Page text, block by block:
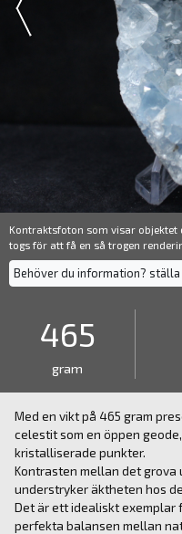
Kontraktsfoton som visar
togs för att få en så trogen
Behöver du information? ställa
465
gram
Med en vikt på 465 gram
celestit som en öppen
kristalliserade punkter.
Kontrasten mellan det
understryker äktheten hos
Det är ett idealiskt exemplar
perfekta balansen mellan